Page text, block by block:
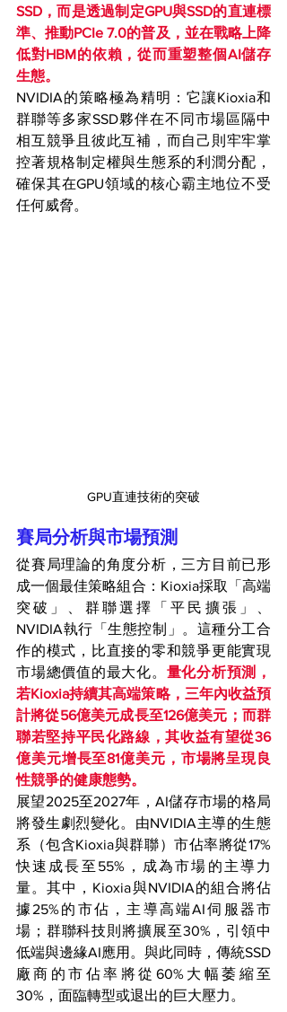
SSD，而是透過制定GPU與SSD的直連標
準、推動PCIe 7.0的普及，並在戰略上降
低對HBM的依賴，從而重塑整個AI儲存
生態。
NVIDIA的策略極為精明：它讓Kioxia和
群聯等多家SSD夥伴在不同市場區隔中
相互競爭且彼此互補，而自己則牢牢掌
控著規格制定權與生態系的利潤分配，
確保其在GPU領域的核心霸主地位不受
任何威脅。
GPU直連技術的突破
賽局分析與市場預測
從賽局理論的角度分析，三方目前已形
成一個最佳策略組合：Kioxia採取「高端
突破」、群聯選擇「平民擴張」、
NVIDIA執行「生態控制」。這種分工合
作的模式，比直接的零和競爭更能實現
市場總價值的最大化。 量化分析預測，
若Kioxia持續其高端策略，三年內收益預
計將從56億美元成長至126億美元；而群
聯若堅持平民化路線，其收益有望從36
億美元增長至81億美元，市場將呈現良
性競爭的健康態勢。
展望2025至2027年，AI儲存市場的格局
將發生劇烈變化。由NVIDIA主導的生態
系（包含Kioxia與群聯）市佔率將從17%
快速成長至55%，成為市場的主導力
量。其中，Kioxia與NVIDIA的組合將佔
據25%的市佔，主導高端AI伺服器市
場；群聯科技則將擴展至30%，引領中
低端與邊緣AI應用。與此同時，傳統SSD
廠商的市佔率將從60%大幅萎縮至
30%，面臨轉型或退出的巨大壓力。